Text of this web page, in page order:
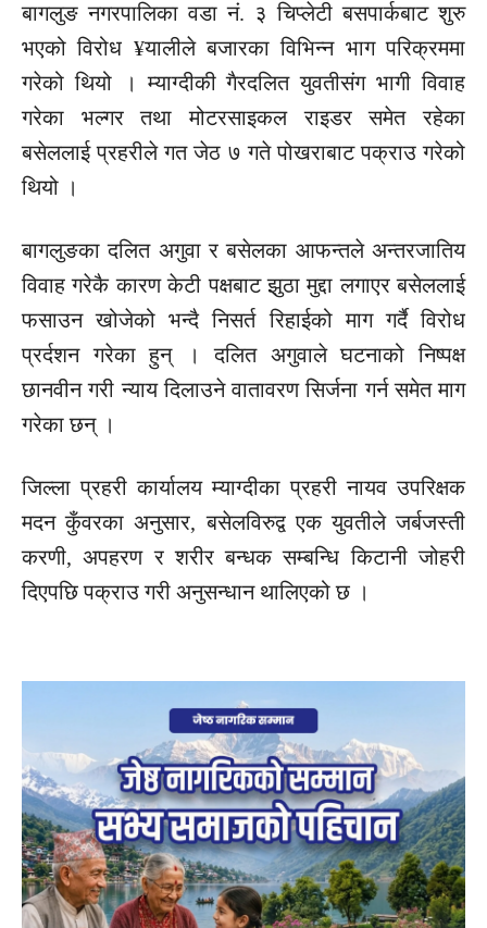
बागलुङ नगरपालिका वडा नं. ३ चिप्लेटी बसपार्कबाट शुरु
भएको विरोध ¥यालीले बजारका विभिन्न भाग परिक्रममा
गरेको थियो । म्याग्दीकी गैरदलित युवतीसंग भागी विवाह
गरेका भल्गर तथा मोटरसाइकल राइडर समेत रहेका
बसेललाई प्रहरीले गत जेठ ७ गते पोखराबाट पक्राउ गरेको
थियो ।
बागलुङका दलित अगुवा र बसेलका आफन्तले अन्तरजातिय
विवाह गरेकै कारण केटी पक्षबाट झुठा मुद्दा लगाएर बसेललाई
फसाउन खोजेको भन्दै निसर्त रिहाईको माग गर्दै विरोध
प्रर्दशन गरेका हुन् । दलित अगुवाले घटनाको निष्पक्ष
छानवीन गरी न्याय दिलाउने वातावरण सिर्जना गर्न समेत माग
गरेका छन् ।
जिल्ला प्रहरी कार्यालय म्याग्दीका प्रहरी नायव उपरिक्षक
मदन कुँवरका अनुसार, बसेलविरुद्व एक युवतीले जर्बजस्ती
करणी, अपहरण र शरीर बन्धक सम्बन्धि किटानी जोहरी
दिएपछि पक्राउ गरी अनुसन्धान थालिएको छ ।